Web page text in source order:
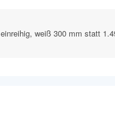
einreihig, weiß 300 mm statt